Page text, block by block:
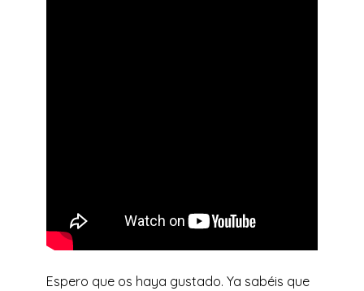
Espero que os haya gustado. Ya sabéis que